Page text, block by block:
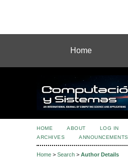
Home
HOME ABOUT LOG IN
ARCHIVES
ANNOUNCEMENTS
Home > Search > Author Details